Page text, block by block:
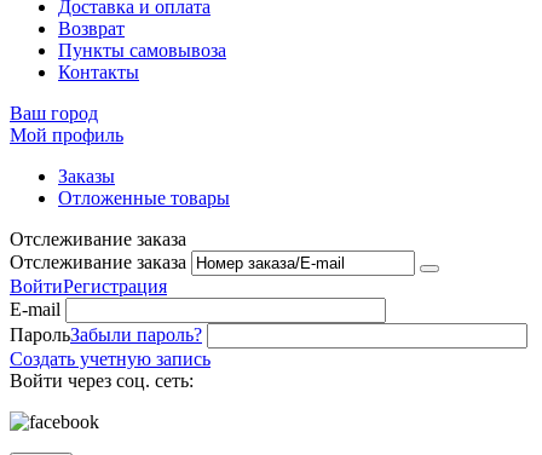
Доставка и оплата
Возврат
Пункты самовывоза
Контакты
Ваш город
Мой профиль
Заказы
Отложенные товары
Отслеживание заказа
Отслеживание заказа
ВойтиРегистрация
E-mail
ПарольЗабыли пароль?
Создать учетную запись
Войти через соц. сеть: